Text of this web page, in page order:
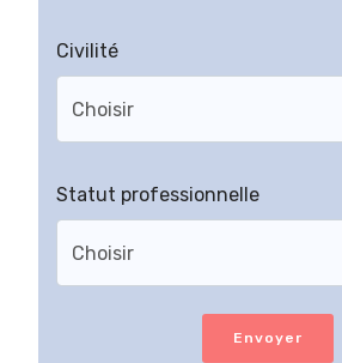
Civilité
Statut professionnelle
Envoyer